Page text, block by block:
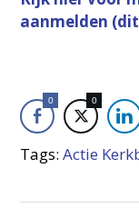
aanmelden
0 0
Tags:Actie